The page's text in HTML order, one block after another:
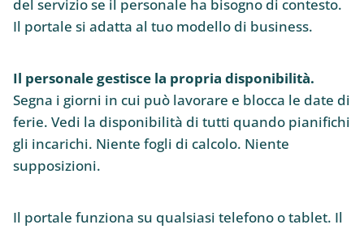
del servizio se il personale ha bisogno di contesto.
Il portale si adatta al tuo modello di business.
Il personale gestisce la propria disponibilità.
Segna i giorni in cui può lavorare e blocca le date di
ferie. Vedi la disponibilità di tutti quando pianifichi
gli incarichi. Niente fogli di calcolo. Niente
supposizioni.
Il portale funziona su qualsiasi telefono o tablet. Il